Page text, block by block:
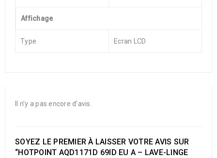
Affichage
Type Ecran LCD
Il n’y a pas encore d’avis.
SOYEZ LE PREMIER À LAISSER VOTRE AVIS SUR
“HOTPOINT AQD1171D 69ID EU A – LAVE-LINGE